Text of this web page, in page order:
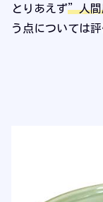
とりあえず”人間
う点については